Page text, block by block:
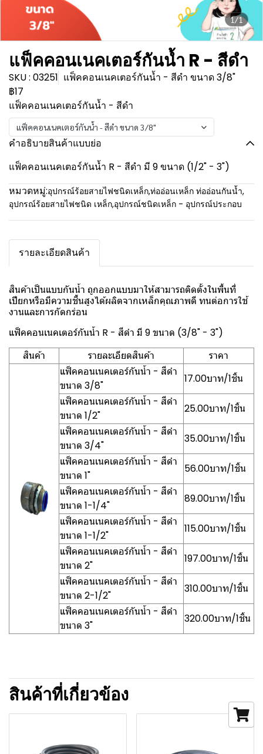
1/1
แฟ็คคอนเนคเตอร์กันน้ำ R - สีดำ
SKU : 03251 แฟ็คคอนเนคเตอร์กันน้ำ - สีดำ ขนาด 3/8"
฿17
แฟ็คคอนเนคเตอร์กันน้ำ - สีดำ
แฟ็คคอนเนคเตอร์กันน้ำ - สีดำ ขนาด 3/8"
คำอธิบายสินค้าแบบย่อ
แฟ็คคอนเนคเตอร์กันน้ำ R - สีดำ มี 9 ขนาด (1/2" - 3")
หมวดหมู่:อุปกรณ์ร้อยสายไฟชนิดเหล็ก,ท่ออ่อนเหล็ก ท่ออ่อนกันน้ำ,
อุปกรณ์ร้อยสายไฟชนิด เหล็ก,อุปกรณ์ชนิดเหล็ก - อุปกรณ์ประกอบ
รายละเอียดสินค้า
สินค้าเป็นแบบกันน้ำ ถูกออกแบบมาให้สามารถติดตั้งในพื้นที่
เปียกหรือมีความชื้นสูงได้ผลิตจากเหล็กคุณภาพดี ทนต่อการใช้
งานและการกัดกร่อน
แฟ็คคอนเนคเตอร์กันน้ำ R - สีดำ มี 9 ขนาด (3/8" - 3")
สินค้า
รายละเอียดสินค้า
ราคา
แฟ็คคอนเนคเตอร์กันน้ำ - สีดำ
ขนาด 3/8"
17.00บาท/1ชิ้น
แฟ็คคอนเนคเตอร์กันน้ำ - สีดำ
ขนาด 1/2"
25.00บาท/1ชิ้น
แฟ็คคอนเนคเตอร์กันน้ำ - สีดำ
ขนาด 3/4"
35.00บาท/1ชิ้น
แฟ็คคอนเนคเตอร์กันน้ำ - สีดำ
ขนาด 1"
56.00บาท/1ชิ้น
แฟ็คคอนเนคเตอร์กันน้ำ - สีดำ
ขนาด 1-1/4"
89.00บาท/1ชิ้น
แฟ็คคอนเนคเตอร์กันน้ำ - สีดำ
ขนาด 1-1/2"
115.00บาท/1ชิ้น
แฟ็คคอนเนคเตอร์กันน้ำ - สีดำ
ขนาด 2"
197.00บาท/1ชิ้น
แฟ็คคอนเนคเตอร์กันน้ำ - สีดำ
ขนาด 2-1/2"
310.00บาท/1ชิ้น
แฟ็คคอนเนคเตอร์กันน้ำ - สีดำ
ขนาด 3"
320.00บาท/1ชิ้น
สินค้าที่เกี่ยวข้อง